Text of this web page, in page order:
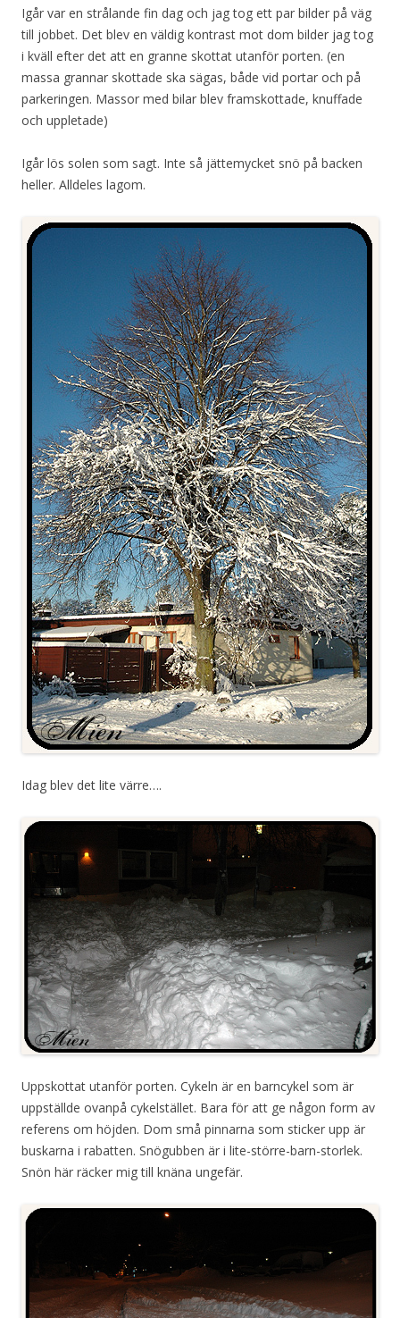
Igår var en strålande fin dag och jag tog ett par bilder på väg
till jobbet. Det blev en väldig kontrast mot dom bilder jag tog
i kväll efter det att en granne skottat utanför porten. (en
massa grannar skottade ska sägas, både vid portar och på
parkeringen. Massor med bilar blev framskottade, knuffade
och uppletade)
Igår lös solen som sagt. Inte så jättemycket snö på backen
heller. Alldeles lagom.
Idag blev det lite värre….
Uppskottat utanför porten. Cykeln är en barncykel som är
uppställde ovanpå cykelstället. Bara för att ge någon form av
referens om höjden. Dom små pinnarna som sticker upp är
buskarna i rabatten. Snögubben är i lite-större-barn-storlek.
Snön här räcker mig till knäna ungefär.